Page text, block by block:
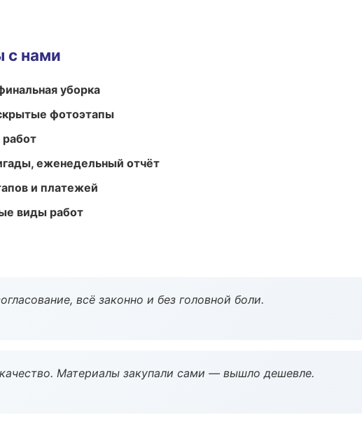
с нами
уборка
фотоэтапы
еженедельный отчёт
и платежей
виды работ
всё законно и без головной боли.
Материалы закупали сами — вышло дешевле.